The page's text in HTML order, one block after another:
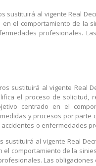
sustituirá al vigente Real
el comportamiento de la
profesionales.
sustituirá al vigente Real
el proceso de solicitud,
centrado en el
y procesos por parte
o enfermedades
sustituirá al vigente Real
comportamiento de la
Las